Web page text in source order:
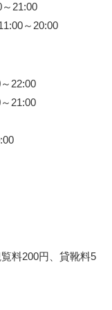
21:00
～20:00
22:00
21:00
料200円、貸靴料5